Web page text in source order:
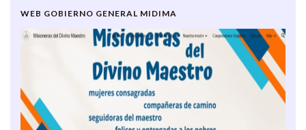
WEB GOBIERNO GENERAL MIDIMA